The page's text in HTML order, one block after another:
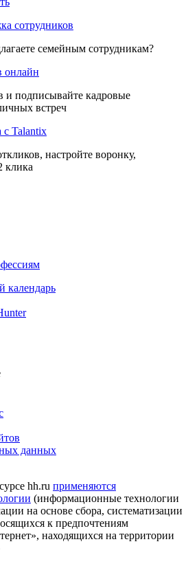
сотрудников
семейным сотрудникам?
онлайн
и подписывайте кадровые
встреч
с Talantix
настройте воронку,
клика
календарь
данных
hh.ru применяются
(информационные технологии
на основе сбора, систематизации
к предпочтениям
находящихся на территории